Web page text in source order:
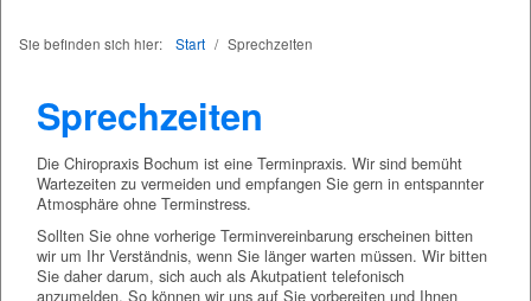
Sie befinden sich hier: Start / Sprechzeiten
Sprechzeiten
Die Chiropraxis Bochum ist eine Terminpraxis. Wir sind bemüht
Wartezeiten zu vermeiden und empfangen Sie gern in entspannter
Atmosphäre ohne Terminstress.
Sollten Sie ohne vorherige Terminvereinbarung erscheinen bitten
wir um Ihr Verständnis, wenn Sie länger warten müssen. Wir bitten
Sie daher darum, sich auch als Akutpatient telefonisch
anzumelden. So können wir uns auf Sie vorbereiten und Ihnen